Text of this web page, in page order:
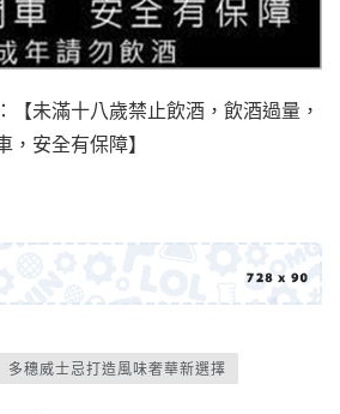
未滿十八歲禁止飲酒，飲酒過量，
安全有保障】
穗威士忌打造風味奢華新選擇